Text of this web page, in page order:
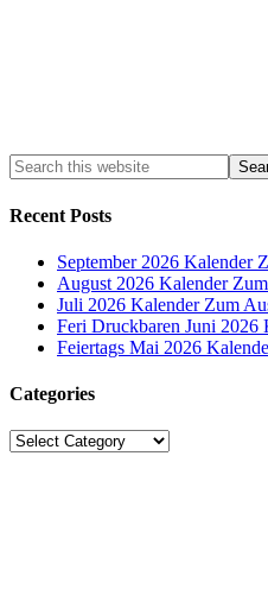
Recent Posts
September 2026 Kalender
August 2026 Kalender
Juli 2026 Kalender Zum
Feri Druckbaren Juni
Feiertags Mai 2026
Categories
Categories